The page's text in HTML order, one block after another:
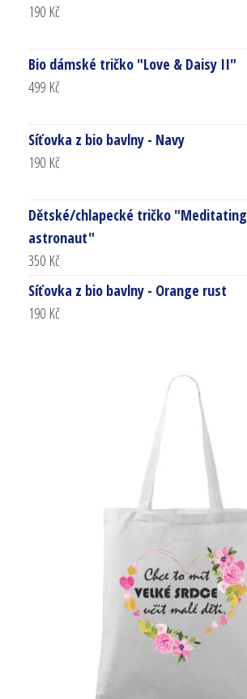
190 Kč
Bio dámské tričko "Love & Daisy II"
499 Kč
Síťovka z bio bavlny - Navy
190 Kč
Dětské/chlapecké tričko "Meditating
astronaut"
350 Kč
Síťovka z bio bavlny - Orange rust
190 Kč